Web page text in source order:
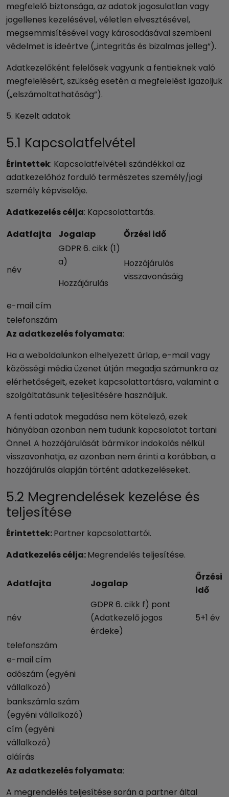
megfelelő biztonsága, az adatok jogosulatlan vagy
jogellenes kezelésével, véletlen elvesztésével,
megsemmisítésével vagy károsodásával szembeni
védelmet is ideértve („integritás és bizalmas jelleg”).
Adatkezelőként felelősek vagyunk a fentieknek való
megfelelésért, szükség esetén a megfelelést igazoljuk
(„elszámoltathatóság”).
5. Kezelt adatok
5.1 Kapcsolatfelvétel
Érintettek: Kapcsolatfelvételi szándékkal az
adatkezelőhöz forduló természetes személy/jogi
személy képviselője.
Adatkezelés célja: Kapcsolattartás.
Adatfajta
Jogalap Őrzési idő
név
GDPR 6. cikk (1)
a)
Hozzájárulás
Hozzájárulás
visszavonásáig
e-mail cím
telefonszám
Az adatkezelés folyamata:
Ha a weboldalunkon elhelyezett űrlap, e-mail vagy
közösségi média üzenet útján megadja számunkra az
elérhetőségeit, ezeket kapcsolattartásra, valamint a
szolgáltatásunk teljesítésére használjuk.
A fenti adatok megadása nem kötelező, ezek
hiányában azonban nem tudunk kapcsolatot tartani
Önnel. A hozzájárulását bármikor indokolás nélkül
visszavonhatja, ez azonban nem érinti a korábban, a
hozzájárulás alapján történt adatkezeléseket.
5.2 Megrendelések kezelése és
teljesítése
Érintettek:Partner kapcsolattartói.
Adatkezelés célja:Megrendelés teljesítése.
Adatfajta Jogalap
Őrzési
idő
név
GDPR 6. cikk f) pont
(Adatkezelő jogos
érdeke)
5+1 év
telefonszám
e-mail cím
adószám (egyéni
vállalkozó)
bankszámla szám
(egyéni vállalkozó)
cím (egyéni
vállalkozó)
aláírás
Az adatkezelés folyamata:
A megrendelés teljesítése során a partner által